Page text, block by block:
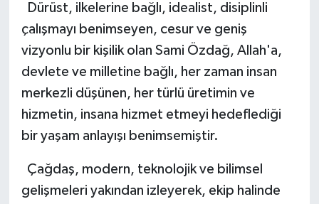
Dürüst, ilkelerine bağlı, idealist, disiplinli
çalışmayı benimseyen, cesur ve geniş
vizyonlu bir kişilik olan Sami Özdağ, Allah'a,
devlete ve milletine bağlı, her zaman insan
merkezli düşünen, her türlü üretimin ve
hizmetin, insana hizmet etmeyi hedeflediği
bir yaşam anlayışı benimsemiştir.
Çağdaş, modern, teknolojik ve bilimsel
gelişmeleri yakından izleyerek, ekip halinde